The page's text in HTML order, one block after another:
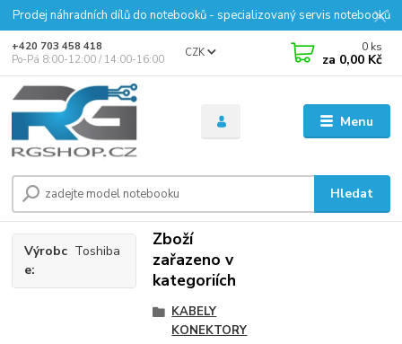
Prodej náhradních dílů do notebooků - specializovaný servis notebooků
Menu
CZK
Hledat
+420 703 458 418
Po-Pá 8:00-12:00 / 14:00-16:00
0 ks
za 0,00 Kč
Výrobc
e
Toshiba
Zboží
zařazeno v
kategoriích
KABELY
KONEKTORY